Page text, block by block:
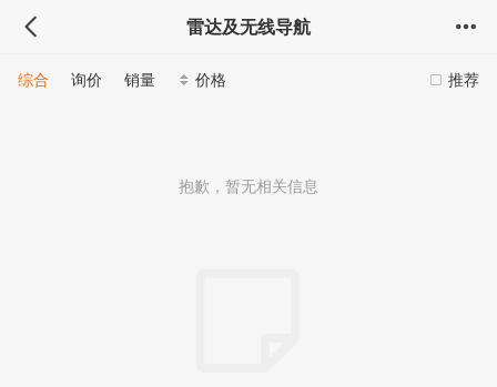
雷达及无线导航
推荐
综合 询价 销量 价格
抱歉，暂无相关信息